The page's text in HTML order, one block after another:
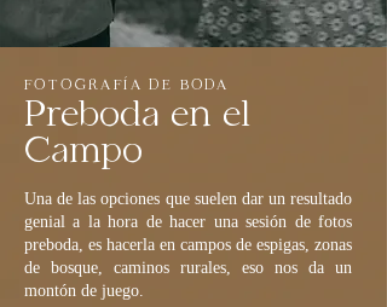
Preboda en el
Campo
FOTOGRAFÍA DE BODA
Una de las opciones que suelen dar un resultado
genial a la hora de hacer una sesión de fotos
preboda, es hacerla en campos de espigas, zonas
de bosque, caminos rurales, eso nos da un
montón de juego.